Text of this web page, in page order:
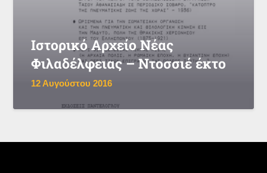
Ιστορικό Αρχείο Νέας
Φιλαδέλφειας – Ντοσσιέ έκτο
12 Αυγούστου 2016